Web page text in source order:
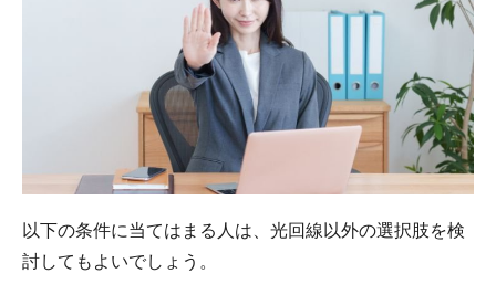
以下の条件に当てはまる人は、光回線以外の選択肢を検
討してもよいでしょう。